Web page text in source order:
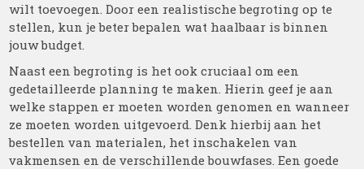
wilt toevoegen. Door een realistische begroting op te
stellen, kun je beter bepalen wat haalbaar is binnen
jouw budget.
Naast een begroting is het ook cruciaal om een
gedetailleerde planning te maken. Hierin geef je aan
welke stappen er moeten worden genomen en wanneer
ze moeten worden uitgevoerd. Denk hierbij aan het
bestellen van materialen, het inschakelen van
vakmensen en de verschillende bouwfases. Een goede